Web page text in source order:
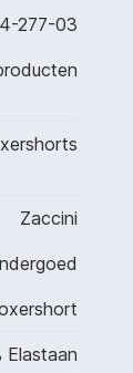
277-03
Zaccini
Elastaan